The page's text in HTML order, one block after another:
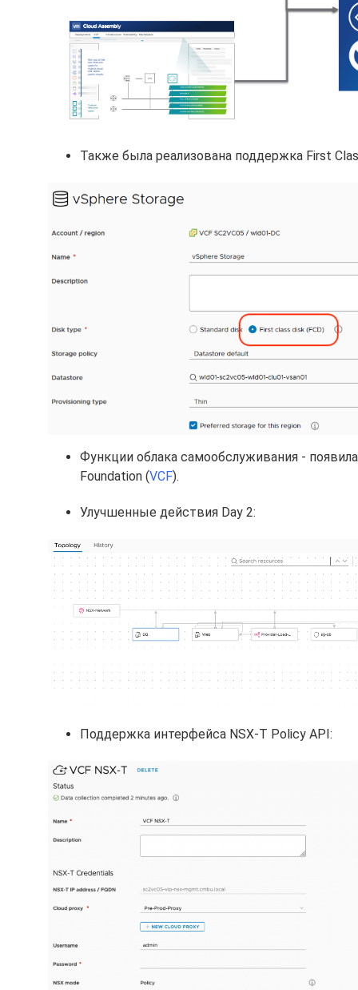
Также была реализована поддержка First
Функции облака самообслуживания -
Foundation (VCF).
Улучшенные действия Day 2:
Поддержка интерфейса NSX-T Policy API: